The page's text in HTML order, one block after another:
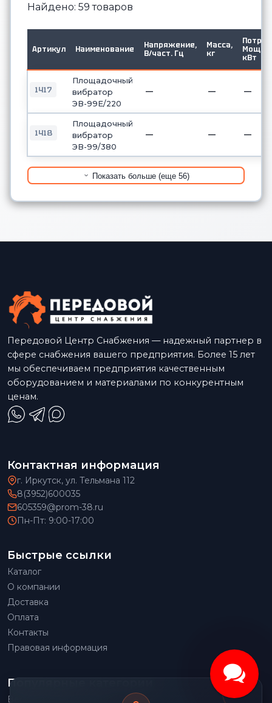
Найдено: 59 товаров
Артикул Наименование
Напряжение,
В/част. Гц
Масса,
кг
Потр.
Мощ.
кВт
1417
Площадочный
вибратор
ЭВ-99Е/220
— — —
1418
Площадочный
вибратор
ЭВ-99/380
— — —
Показать больше (еще 56)
Передовой Центр Снабжения — надежный партнер в
сфере снабжения вашего предприятия. Более 15 лет
мы обеспечиваем предприятия качественным
оборудованием и материалами по конкурентным
ценам.
Контактная информация
г. Иркутск, ул. Тельмана 112
8(3952)600035
605359@prom-38.ru
Пн-Пт: 9:00-17:00
Быстрые ссылки
Каталог
О компании
Доставка
Оплата
Контакты
Правовая информация
Популярные категории
Весовое оборудование